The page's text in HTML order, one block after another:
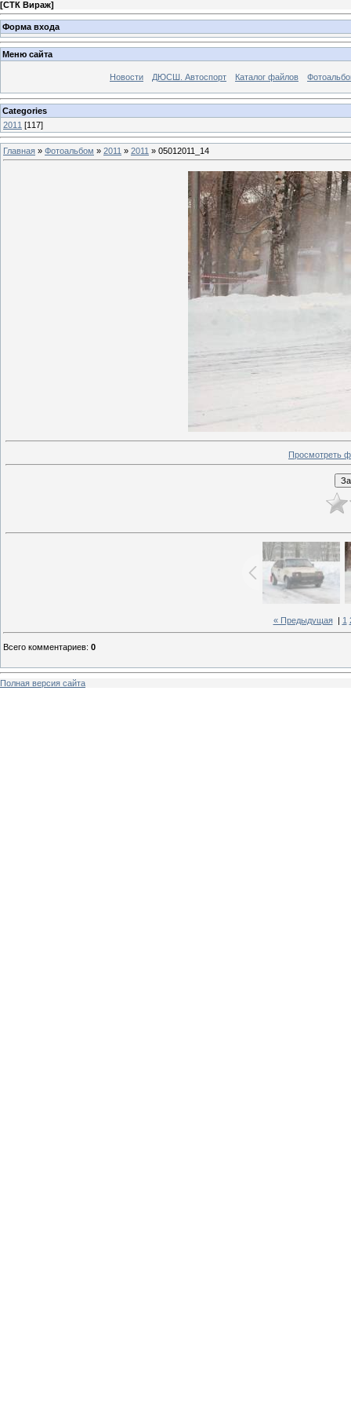
[СТК Вираж]
Форма входа
Меню сайта
Новости ДЮСШ. Автоспорт Каталог файлов
Categories
2011 [117]
Главная » Фотоальбом » 2011 » 2011 » 05012011_14
Просмотреть
« Предыдущая| 1
Всего комментариев: 0
Полная версия сайта